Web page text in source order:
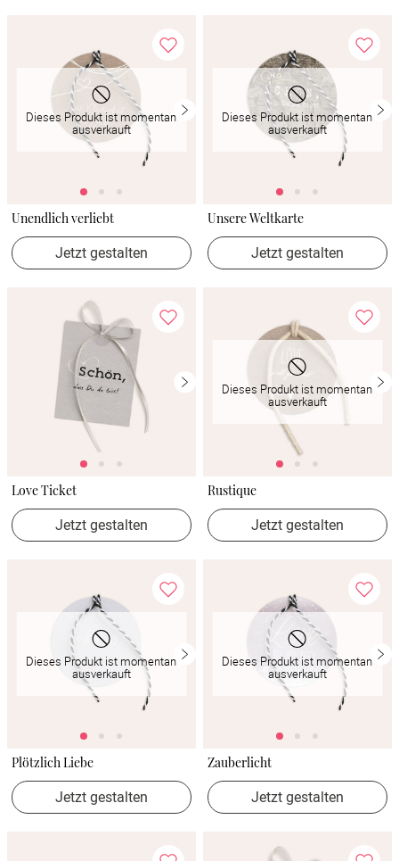
Dieses Produkt ist momentan
ausverkauft
Unendlich verliebt
Jetzt gestalten
Dieses Produkt ist momentan
ausverkauft
Unsere Weltkarte
Jetzt gestalten
Love Ticket
Jetzt gestalten
Dieses Produkt ist momentan
ausverkauft
Rustique
Jetzt gestalten
Dieses Produkt ist momentan
ausverkauft
Plötzlich Liebe
Jetzt gestalten
Dieses Produkt ist momentan
ausverkauft
Zauberlicht
Jetzt gestalten